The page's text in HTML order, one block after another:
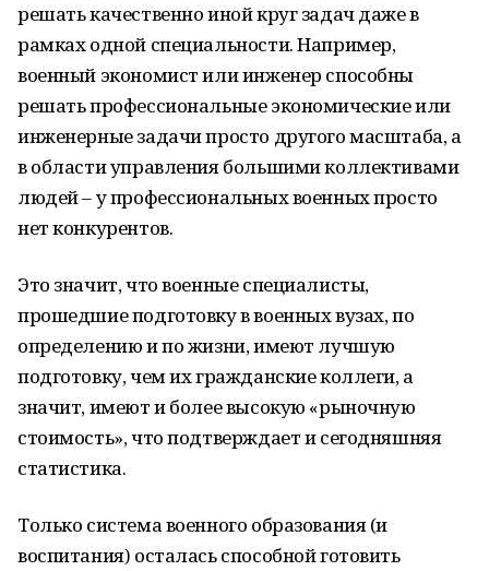
решать качественно иной круг задач даже в
рамках одной специальности. Например,
военный экономист или инженер способны
решать профессиональные экономические или
инженерные задачи просто другого масштаба, а
в области управления большими коллективами
людей – у профессиональных военных просто
нет конкурентов.
Это значит, что военные специалисты,
прошедшие подготовку в военных вузах, по
определению и по жизни, имеют лучшую
подготовку, чем их гражданские коллеги, а
значит, имеют и более высокую «рыночную
стоимость», что подтверждает и сегодняшняя
статистика.
Только система военного образования (и
воспитания) осталась способной готовить